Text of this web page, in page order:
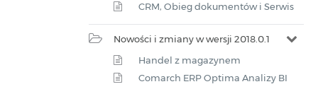
CRM, Obieg dokumentów i Serwis
Nowości i zmiany w wersji 2018.0.1
Handel z magazynem
Comarch ERP Optima Analizy BI